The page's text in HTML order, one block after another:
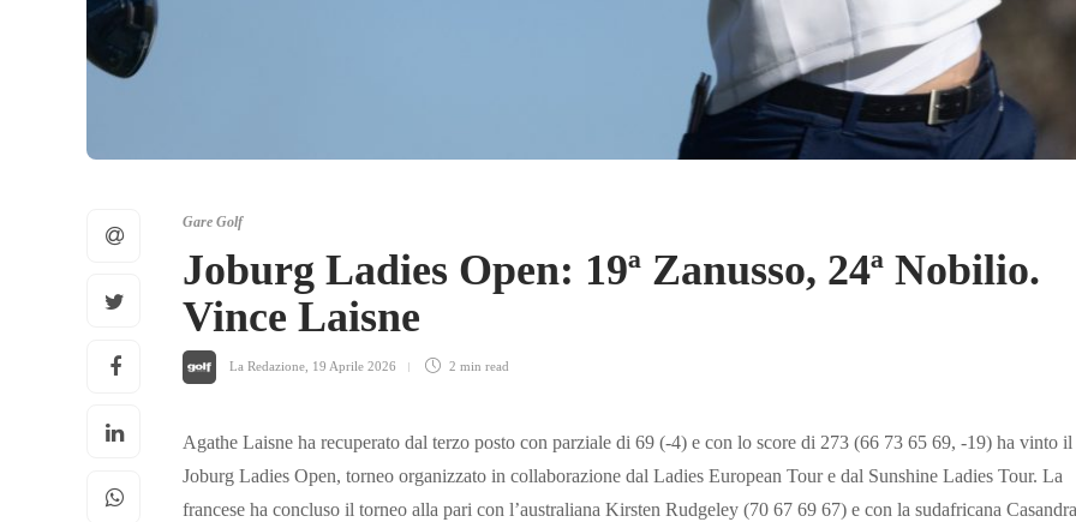
Gare Golf
Joburg Ladies Open: 19ª Zanusso, 24ª Nobilio.
Vince Laisne
La Redazione 19 Aprile 2026 2 min read
Agathe Laisne ha recuperato dal terzo posto con parziale di 69 (-4) e con lo score di 273 (66 73 65 69, -19) ha vinto il
Joburg Ladies Open, torneo organizzato in collaborazione dal Ladies European Tour e dal Sunshine Ladies Tour. La
francese ha concluso il torneo alla pari con l’australiana Kirsten Rudgeley (70 67 69 67) e con la sudafricana Casandra